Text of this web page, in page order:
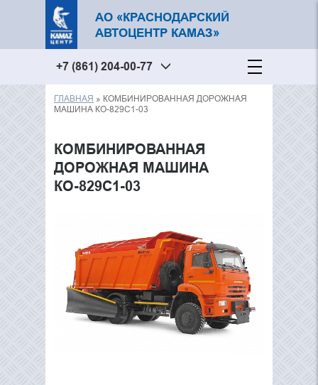
+7 (861) 204-00-77
АО «КРАСНОДАРСКИЙ
АВТОЦЕНТР КАМАЗ»
Вы здесь
ГЛАВНАЯ » КОМБИНИРОВАННАЯ ДОРОЖНАЯ
МАШИНА КО-829С1-03
КОМБИНИРОВАННАЯ
ДОРОЖНАЯ МАШИНА
КО-829С1-03